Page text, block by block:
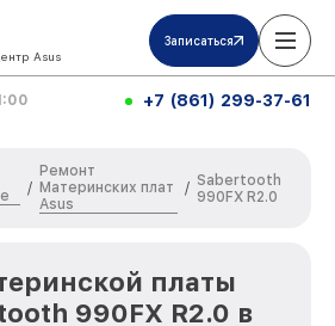
Asus
Записаться
+7 (861) 299-37-61
/
Ремонт
Материнских плат
Asus
/ Sabertooth
990FX R2.0
платы
990FX R2.0 в